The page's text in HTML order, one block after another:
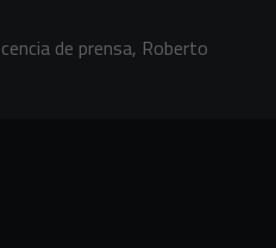
de prensa, Roberto